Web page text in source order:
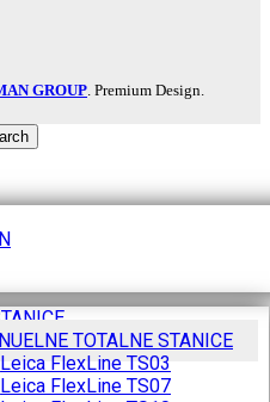
GROUP. Premium Design.
TOTALNE STANICE
Leica FlexLine TS03
Leica FlexLine TS07